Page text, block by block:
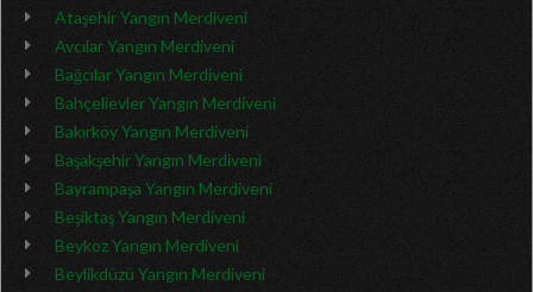
Ataşehir Yangın Merdiveni
Avcılar Yangın Merdiveni
Bağcılar Yangın Merdiveni
Bahçelievler Yangın Merdiveni
Bakırköy Yangın Merdiveni
Başakşehir Yangın Merdiveni
Bayrampaşa Yangın Merdiveni
Beşiktaş Yangın Merdiveni
Beykoz Yangın Merdiveni
Beylikdüzü Yangın Merdiveni